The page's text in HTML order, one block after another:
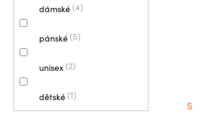
dámské 4
pánské 5
unisex 2
dětské 1
S